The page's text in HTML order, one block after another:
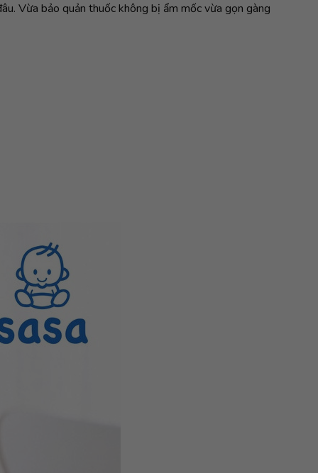
Vừa bảo quản thuốc không bị ẩm mốc vừa gọn gàng